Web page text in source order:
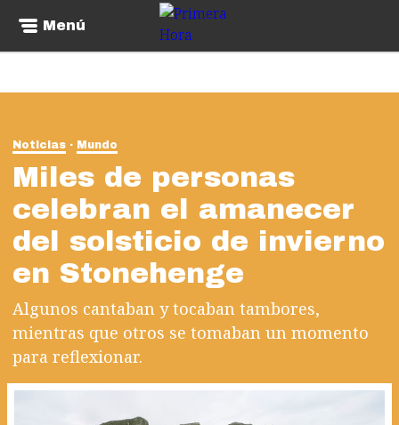
Menú
Noticias Mundo
Miles de personas
celebran el amanecer
del solsticio de invierno
en Stonehenge
Algunos cantaban y tocaban tambores,
mientras que otros se tomaban un momento
para reflexionar.